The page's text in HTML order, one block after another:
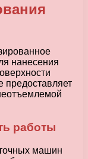
нанесения
предоставляет
работы
машин